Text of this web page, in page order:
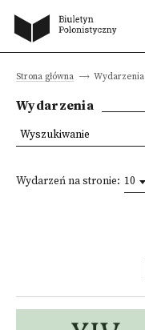
Strona główna Wydarzenia
Wydarzenia
Wydarzeń na stronie: 10
Wyszukiwanie